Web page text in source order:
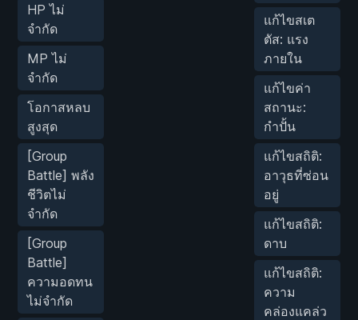
HP ไม่
จำกัด
MP ไม่
จำกัด
โอกาสหลบ
สูงสุด
[Group
Battle] พลัง
ชีวิตไม่
จำกัด
[Group
Battle]
ความอดทน
ไม่จำกัด
แก้ไขสเต
ตัส: แรง
ภายใน
แก้ไขค่า
สถานะ:
กำปั้น
แก้ไขสถิติ:
อาวุธที่ซ่อน
อยู่
แก้ไขสถิติ:
ดาบ
แก้ไขสถิติ:
ความ
คล่องแคล่ว